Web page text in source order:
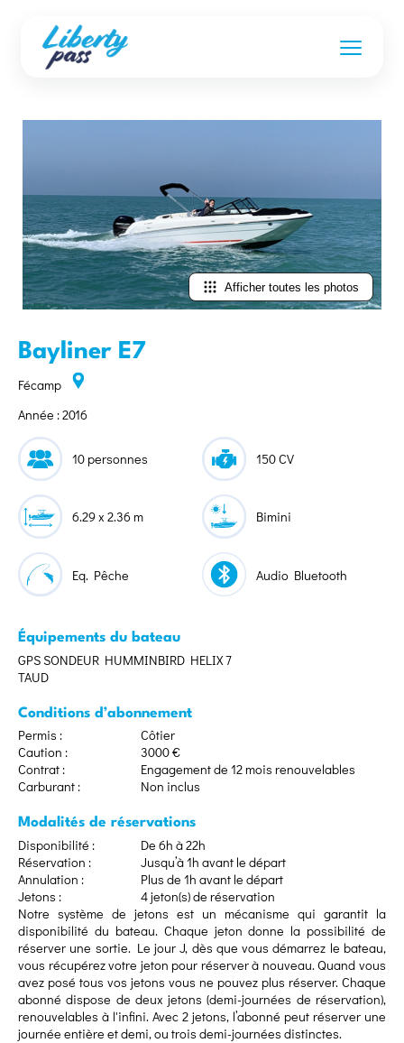
Afficher toutes les photos
Bayliner E7
Fécamp
Année : 2016
10 personnes 150 CV
6.29 x 2.36 m Bimini
Eq. Pêche Audio Bluetooth
Équipements du bateau
GPS SONDEUR HUMMINBIRD HELIX 7
TAUD
Conditions d’abonnement
Permis :
Côtier
Caution :
3000 €
Contrat :
Engagement de 12 mois renouvelables
Carburant :
Non inclus
Modalités de réservations
Disponibilité :
De 6h à 22h
Réservation :
Jusqu’à 1h avant le départ
Annulation :
Plus de 1h avant le départ
Jetons :
4 jeton(s) de réservation
Notre système de jetons est un mécanisme qui garantit la
disponibilité du bateau. Chaque jeton donne la possibilité de
réserver une sortie. Le jour J, dès que vous démarrez le bateau,
vous récupérez votre jeton pour réserver à nouveau. Quand vous
avez posé tous vos jetons vous ne pouvez plus réserver. Chaque
abonné dispose de deux jetons (demi-journées de réservation),
renouvelables à l'infini. Avec 2 jetons, l’abonné peut réserver une
journée entière et demi, ou trois demi-journées distinctes.